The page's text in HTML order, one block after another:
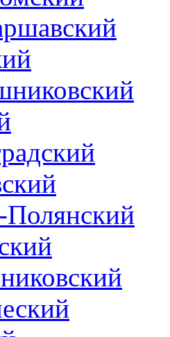
Полянский